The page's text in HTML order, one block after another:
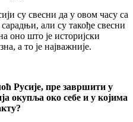
су свесни да у овом часу са
али су такође свесни
оно што је историјски
а то је најважније.
Русије, пре завршити у
окупља око себе и у којима